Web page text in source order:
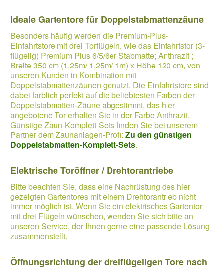
Ideale Gartentore für Doppelstabmattenzäune
Besonders häufig werden die Premium-Plus-
Einfahrtstore mit drei Torflügeln, wie das Einfahrtstor (3-
flügelig) Premium Plus 6/5/6er Stabmatte; Anthrazit ;
Breite 350 cm (1,25m/ 1,25m/ 1m) x Höhe 120 cm, von
unseren Kunden in Kombination mit
Doppelstabmattenzäunen genutzt. Die Einfahrtstore sind
dabei farblich perfekt auf die beliebtesten Farben der
Doppelstabmatten-Zäune abgestimmt, das hier
angebotene Tor erhalten Sie in der Farbe Anthrazit.
Günstige Zaun-Komplett-Sets finden Sie bei unserem
Partner dem Zaunanlagen-Profi: Zu den günstigen
Doppelstabmatten-Komplett-Sets.
Elektrische Toröffner / Drehtorantriebe
Bitte beachten Sie, dass eine Nachrüstung des hier
gezeigten Gartentores mit einem Drehtorantrieb nicht
immer möglich ist. Wenn Sie ein elektrisches Gartentor
mit drei Flügeln wünschen, wenden Sie sich bitte an
unseren Service, der Ihnen gerne eine passende Lösung
zusammenstellt.
Öffnungsrichtung der dreiflügeligen Tore nach